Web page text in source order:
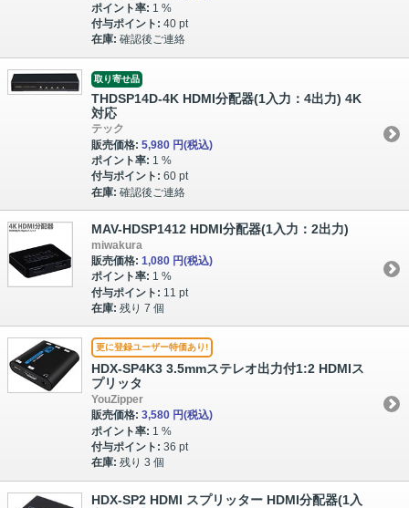
ポイント率: 1 %
付与ポイント: 40 pt
在庫: 確認後ご連絡
取り寄せ品
THDSP14D-4K HDMI分配器(1入力：4出力) 4K
対応
テック
販売価格: 5,980 円(税込)
ポイント率: 1 %
付与ポイント: 60 pt
在庫: 確認後ご連絡
MAV-HDSP1412 HDMI分配器(1入力：2出力)
miwakura
販売価格: 1,080 円(税込)
ポイント率: 1 %
付与ポイント: 11 pt
在庫: 残り 7 個
更に登録ユーザー特価あり!
HDX-SP4K3 3.5mmステレオ出力付1:2 HDMIス
プリッタ
YouZipper
販売価格: 3,580 円(税込)
ポイント率: 1 %
付与ポイント: 36 pt
在庫: 残り 3 個
HDX-SP2 HDMI スプリッター HDMI分配器(1入